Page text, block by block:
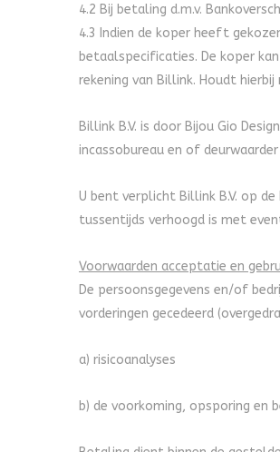
4.2 Bij betaling d.m.v.
4.3 Indien de koper heeft
betaalspecificaties. De koper
rekening van Billink. Houdt
Billink B.V. is door Bijou Gio
incassobureau en of
U bent verplicht Billink B.V. op
tussentijds verhoogd is met
Voorwaarden acceptatie en
De persoonsgegevens en/of
vorderingen gecedeerd
a) risicoanalyses
b) de voorkoming, opsporing en